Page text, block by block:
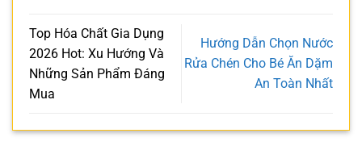
Top Hóa Chất Gia Dụng
2026 Hot: Xu Hướng Và
Những Sản Phẩm Đáng
Mua
Hướng Dẫn Chọn Nước
Rửa Chén Cho Bé Ăn Dặm
An Toàn Nhất